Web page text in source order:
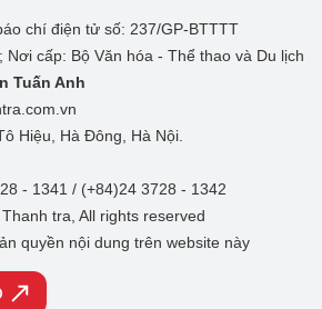
chí điện tử số: 237/GP-BTTTT
Nơi cấp: Bộ Văn hóa - Thể thao và Du lịch
Tuấn Anh
Hiệu, Hà Đông, Hà Nội.
- 1341 / (+84)24 3728 - 1342
tra, All rights reserved
quyền nội dung trên website này